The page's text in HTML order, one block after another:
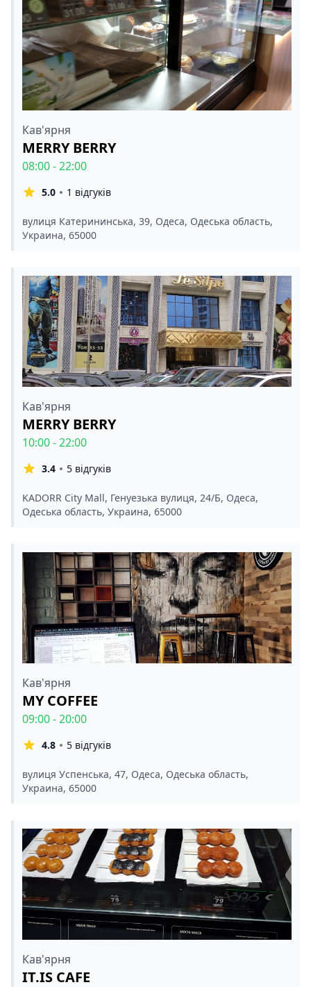
Кав'ярня
MERRY BERRY
08:00 - 22:00
5.0 1 відгуків
вулиця Катерининська, 39, Одеса, Одеська область,
Украина, 65000
Кав'ярня
MERRY BERRY
10:00 - 22:00
3.4 5 відгуків
KADORR City Mall, Генуезька вулиця, 24/Б, Одеса,
Одеська область, Украина, 65000
Кав'ярня
MY COFFEE
09:00 - 20:00
4.8 5 відгуків
вулиця Успенська, 47, Одеса, Одеська область,
Украина, 65000
Кав'ярня
IT.IS CAFE